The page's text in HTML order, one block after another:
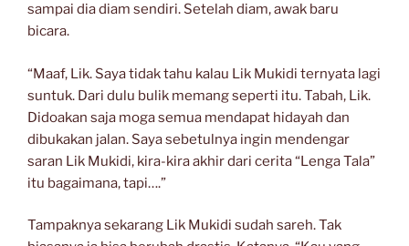
sampai dia diam sendiri. Setelah diam, awak baru
bicara.
“Maaf, Lik. Saya tidak tahu kalau Lik Mukidi ternyata lagi
suntuk. Dari dulu bulik memang seperti itu. Tabah, Lik.
Didoakan saja moga semua mendapat hidayah dan
dibukakan jalan. Saya sebetulnya ingin mendengar
saran Lik Mukidi, kira-kira akhir dari cerita “Lenga Tala”
itu bagaimana, tapi….”
Tampaknya sekarang Lik Mukidi sudah sareh. Tak